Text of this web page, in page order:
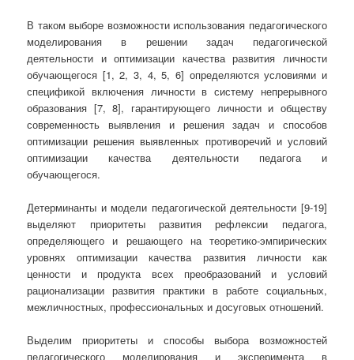
В таком выборе возможности использования педагогического
моделирования в решении задач педагогической
деятельности и оптимизации качества развития личности
обучающегося [1, 2, 3, 4, 5, 6] определяются условиями и
спецификой включения личности в систему непрерывного
образования [7, 8], гарантирующего личности и обществу
современность выявления и решения задач и способов
оптимизации решения выявленных противоречий и условий
оптимизации качества деятельности педагога и
обучающегося.
Детерминанты и модели педагогической деятельности [9-19]
выделяют приоритеты развития рефлексии педагога,
определяющего и решающего на теоретико-эмпирических
уровнях оптимизации качества развития личности как
ценности и продукта всех преобразований и условий
рационализации развития практики в работе социальных,
межличностных, профессиональных и досуговых отношений.
Выделим приоритеты и способы выбора возможностей
педагогического моделирования и эксперимента в